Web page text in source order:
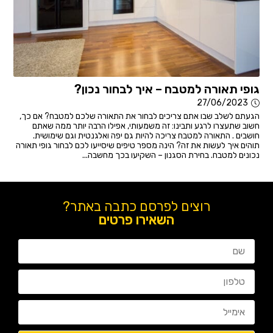
גופי תאורה למטבח – איך לבחור נכון?
27/06/2023
הגעתם לשלב שבו אתם צריכים לבחור את התאורה שלכם למטבח? אם כך,
חשוב שתעצרו לרגע ותבינו: זה משמעותי, אפילו הרבה יותר ממה שאתם
חושבים . התאורה למטבח צריכה להיות גם יפה ואלגנטית וגם שימושית.
תוהים איך לעשות את זה? הינה מספר טיפים שיסייעו לכם לבחור גופי תאורה
נכונים למטבח. בחירת הסגנון – השקיעו בכך מחשבה...
רוצים לפרסם כתבה באתר?
השאירו פרטים